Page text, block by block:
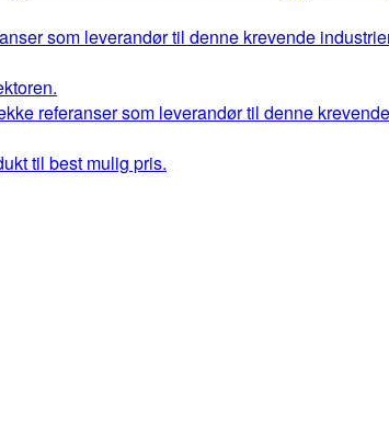
som leverandør til denne krevende
referanser som leverandør til denne krevende
til best mulig pris.